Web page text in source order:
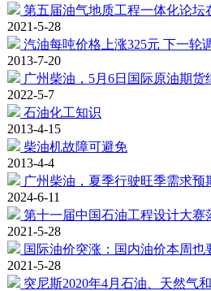
第五届油气地质工程一体化论坛
2021-5-28
汽油每吨价格上涨325元 下一轮
2013-7-20
广州柴油，5月6日国际原油期货
2022-5-7
石油化工知识
2013-4-15
柴油机故障可避免
2013-4-4
广州柴油，夏季行驶旺季需求预
2024-6-11
第十一届中国石油工程设计大赛
2021-5-28
国际油价突涨：国内油价本周也
2021-5-28
突尼斯2020年4月石油、天然气